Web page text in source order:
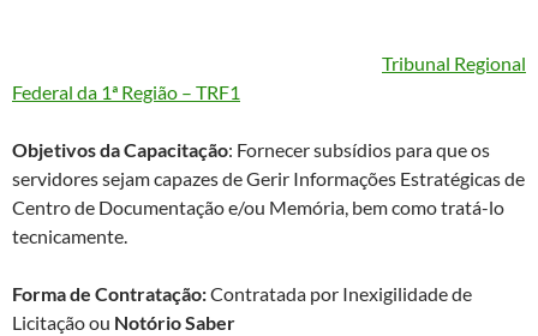
Tribunal Regional
Federal da 1ª Região – TRF1
Objetivos da Capacitação: Fornecer subsídios para que os
servidores sejam capazes de Gerir Informações Estratégicas de
Centro de Documentação e/ou Memória, bem como tratá-lo
tecnicamente.
Forma de Contratação:Contratada por Inexigilidade de
Licitação ou Notório Saber